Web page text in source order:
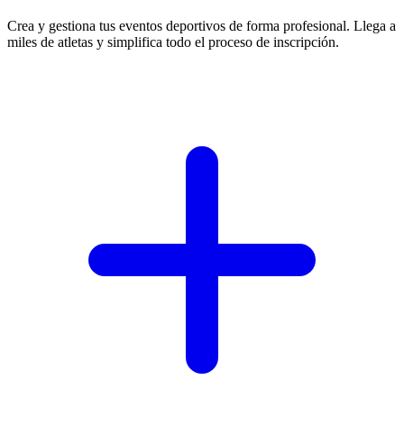
Crea y gestiona tus eventos deportivos de forma profesional. Llega a
miles de atletas y simplifica todo el proceso de inscripción.